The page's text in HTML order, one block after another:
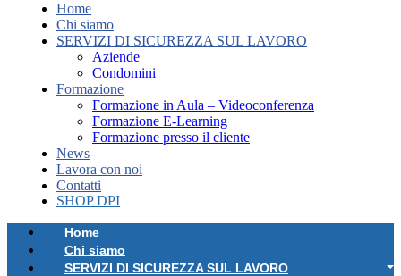
Home
Chi siamo
SERVIZI DI SICUREZZA SUL LAVORO
Aziende
Condomini
Formazione
Formazione in Aula – Videoconferenza
Formazione E-Learning
Formazione presso il cliente
News
Lavora con noi
Contatti
SHOP DPI
Home
Chi siamo
SERVIZI DI SICUREZZA SUL LAVORO